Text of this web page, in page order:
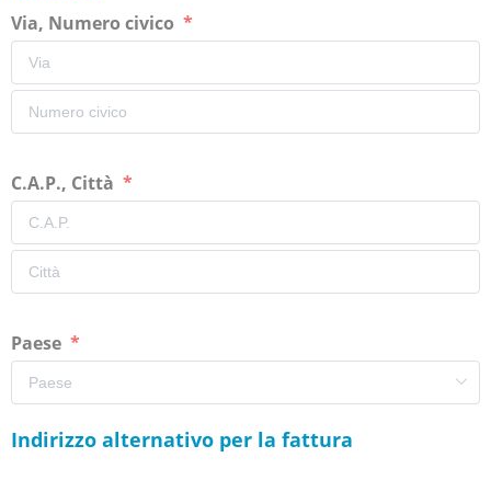
Via, Numero civico
C.A.P., Città
Paese
Indirizzo alternativo per la fattura